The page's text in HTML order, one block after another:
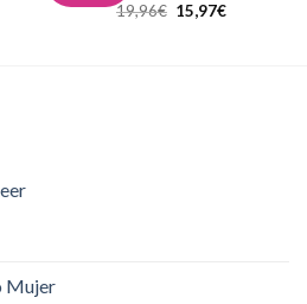
19,96€ 15,97€
Mujer